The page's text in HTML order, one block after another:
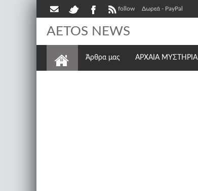
follow Δωρεά - PayPal
AETOS NEWS
Άρθρα μας ΑΡΧΑΙΑ ΜΥΣΤΗΡΙΑ